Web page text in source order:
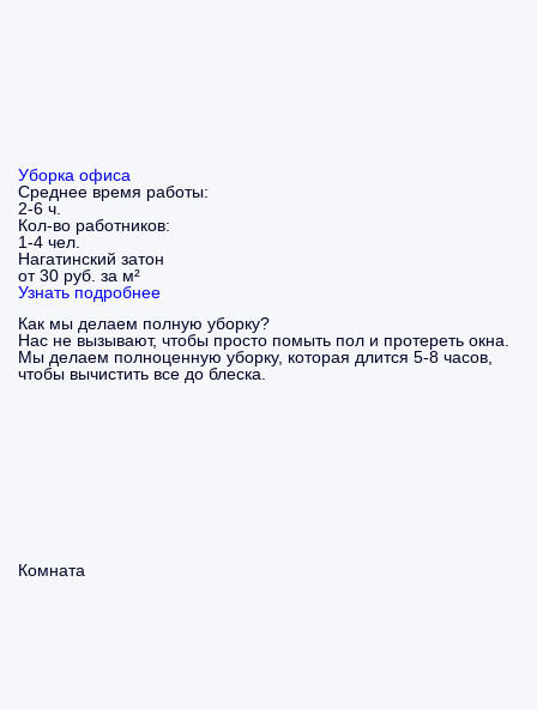
Уборка офиса
Среднее время работы:
2-6 ч.
Кол-во работников:
1-4 чел.
Нагатинский затон
от 30 руб. за м²
Узнать подробнее
Как мы делаем полную уборку?
Нас не вызывают, чтобы просто помыть пол и протереть окна.
Мы делаем полноценную уборку, которая длится 5-8 часов,
чтобы вычистить все до блеска.
Комната